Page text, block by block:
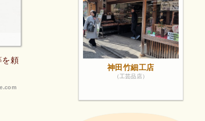
を頼
神田竹細工店
（工芸品店）